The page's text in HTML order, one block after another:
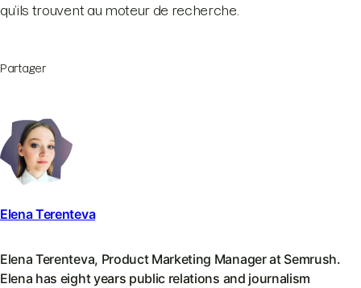
qu’ils trouvent au moteur de recherche.
Partager
Elena Terenteva
Elena Terenteva, Product Marketing Manager at Semrush.
Elena has eight years public relations and journalism